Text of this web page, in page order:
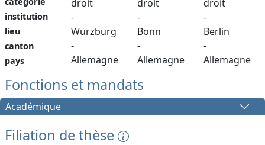
institution
lieu
canton
pays
droit
-
Würzburg
-
Allemagne
droit
-
Bonn
-
Allemagne
droit
-
Berlin
-
Allemagne
Fonctions et mandats
Académique
Filiation de thèse